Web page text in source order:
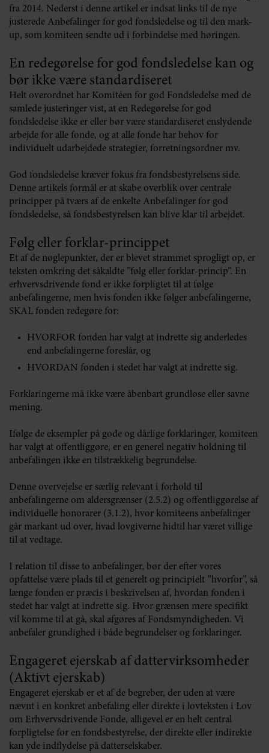
fra 2014. Nederst i denne artikel er indsat links til de nye
justerede Anbefalinger for god fondsledelse og til den mark-
up, som komiteen sendte ud i forbindelse med høringen.
En redegørelse for god fondsledelse kan og
bør ikke være standardiseret
Helt overordnet har Komitéen for god Fondsledelse med de
samlede justeringer vist, at en Redegørelse for god
fondsledelse ikke er eller bør være standardiseret enslydende
arbejde for alle fonde, og at alle fonde har behov for
individuelt udarbejdede strategier, forretningsordner mv.
God fondsledelse kræver fokus fra fondsbestyrelsens side.
Denne artikels formål er at skabe overblik over centrale
principper på tværs af de enkelte Anbefalinger for god
fondsledelse, så fondsbestyrelsen kan blive klar til arbejdet.
Følg eller forklar-princippet
Et af de nøglepunkter, der er blevet strammet sprogligt op, er
teksten omkring det såkaldte ”følg eller forklar-princip”. En
erhvervsdrivende fond er ikke forpligtet til at følge
anbefalingerne, men hvis fonden ikke følger anbefalingerne,
SKAL fonden redegøre for:
HVORFOR fonden har valgt at indrette sig anderledes
end anbefalingerne foreslår, og
HVORDAN fonden i stedet har valgt at indrette sig.
Forklaringerne må ikke være åbenbart grundløse eller savne
mening.
Ifølge de eksempler på gode og dårlige forklaringer, komiteen
har valgt at offentliggøre, er en generel negativ holdning til
anbefalingen ikke en tilstrækkelig begrundelse.
Denne overvejelse er særlig relevant i forhold til
anbefalingerne om aldersgrænser (2.5.2) og offentliggørelse af
individuelle honorarer (3.1.2), hvor komiteens anbefalinger
går markant ud over, hvad lovgiverne hidtil har været villige
til at vedtage.
I relation til disse to anbefalinger, bør der efter vores
opfattelse være plads til et generelt og principielt ”hvorfor”, så
længe fonden er præcis i beskrivelsen af, hvordan fonden i
stedet har valgt at indrette sig. Hvor grænsen mere specifikt
vil komme til at gå, skal afgøres af Fondsmyndigheden. Vi
anbefaler grundighed i både begrundelser og forklaringer.
Engageret ejerskab af dattervirksomheder
(Aktivt ejerskab)
Engageret ejerskab er et af de begreber, der uden at være
nævnt i en konkret anbefaling eller direkte i lovteksten i Lov
om Erhvervsdrivende Fonde, alligevel er en helt central
forpligtelse for en fondsbestyrelse, der direkte eller indirekte
kan yde indflydelse på datterselskaber.